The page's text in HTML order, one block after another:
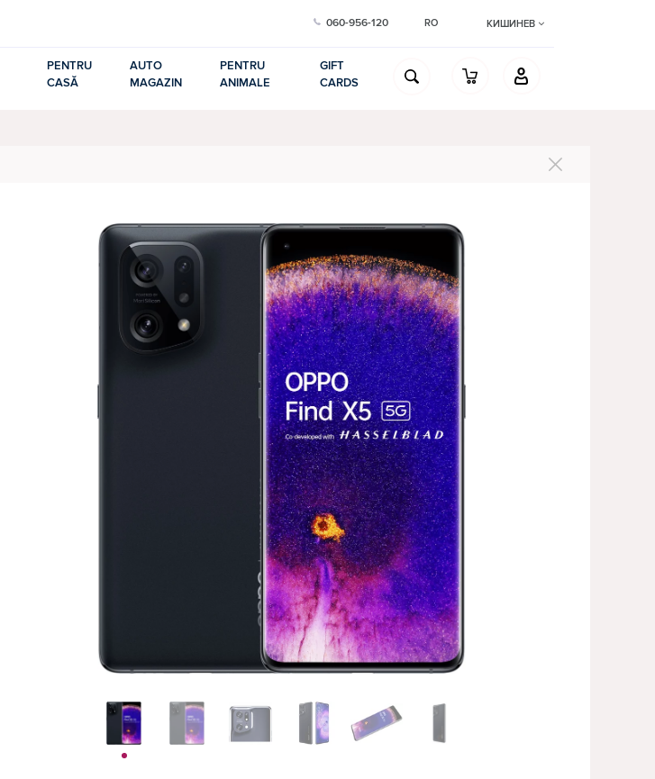
060-956-120 RO КИШИНЕВ
PENTRU
CASĂ
AUTO
MAGAZIN
PENTRU
ANIMALE
GIFT
CARDS